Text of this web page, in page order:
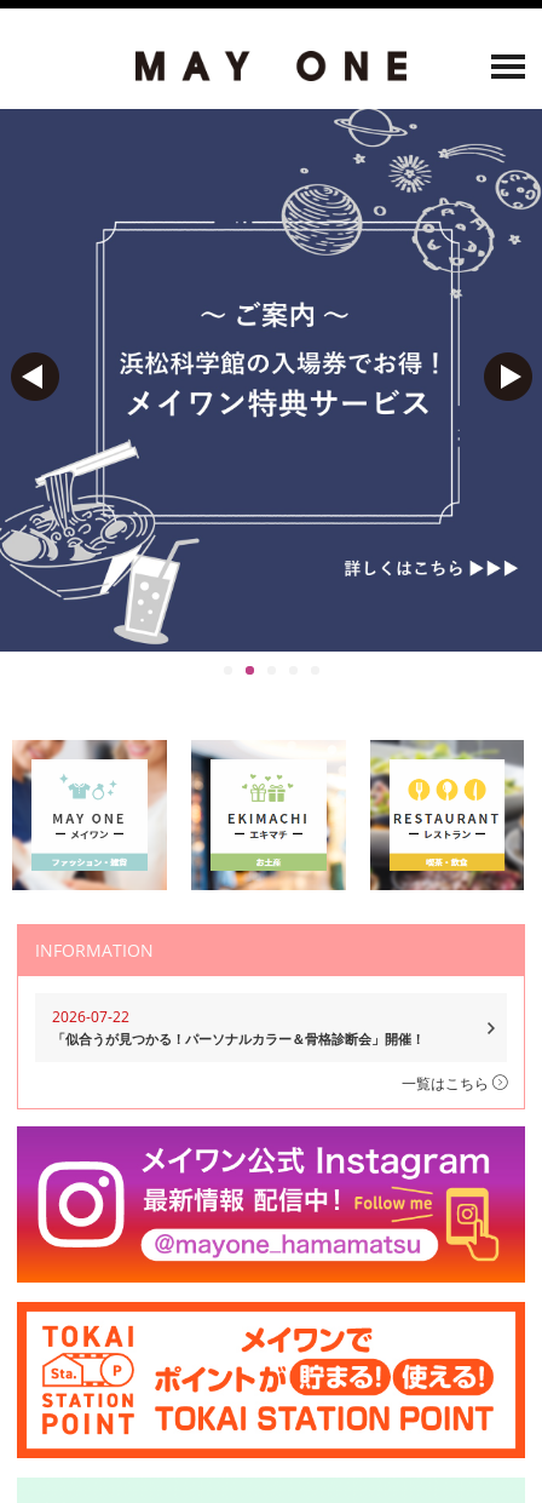
INFORMATION
2026-07-22
「似合うが見つかる！パーソナルカラー＆骨格診断会」開催！
一覧はこちら